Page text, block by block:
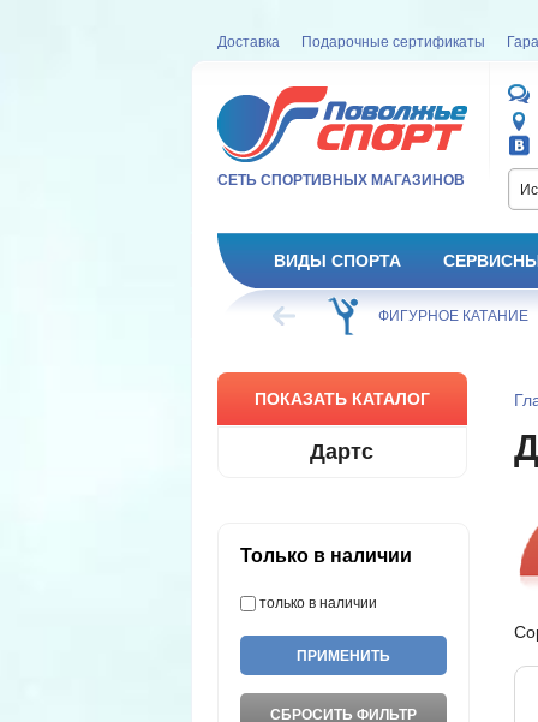
Доставка Подарочные сертификаты
СЕТЬ СПОРТИВНЫХ МАГАЗИНОВ
ВИДЫ СПОРТА
ХОККЕЙ ФИГУРНОЕ КАТАНИЕ
ПОКАЗАТЬ КАТАЛОГ
Дартс
Только в наличии
только в наличии